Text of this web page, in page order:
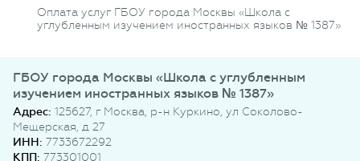
Оплата услуг ГБОУ города Москвы «Школа с
углубленным изучением иностранных языков № 1387»
ГБОУ города Москвы «Школа с углубленным
изучением иностранных языков № 1387»
Адрес: 125627, г Москва, р-н Куркино, ул Соколово-
Мещерская, д 27
ИНН: 7733672292
КПП: 773301001